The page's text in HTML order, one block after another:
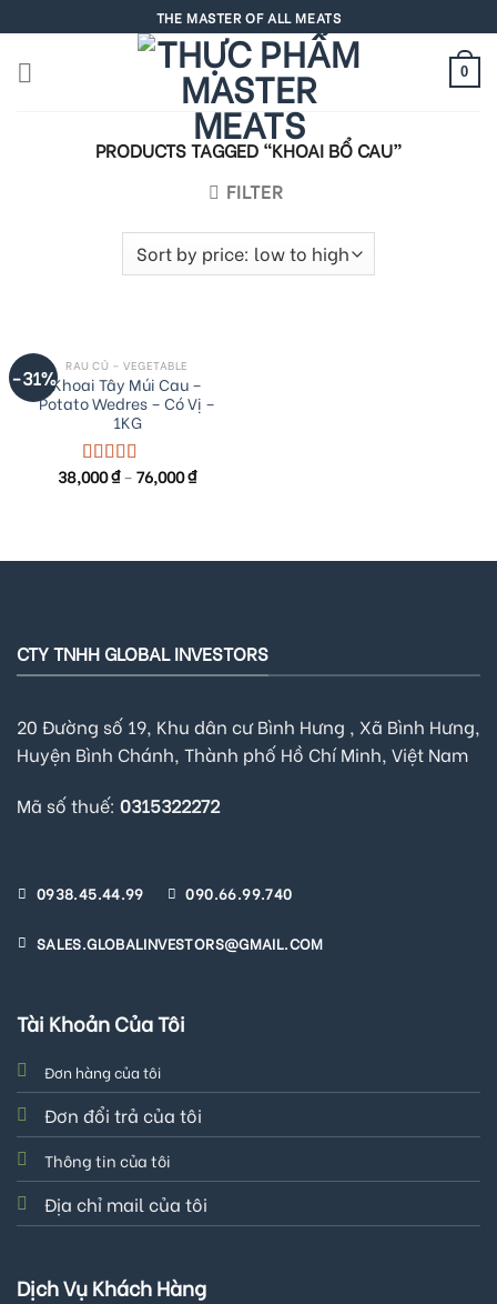
to
content
THE MASTER OF ALL MEATS
0
PRODUCTS TAGGED “KHOAI BỔ CAU”
FILTER
-31% RAU CỦ – VEGETABLE
Khoai Tây Múi Cau –
Potato Wedres – Có Vị –
1KG
Rated5.00
38,000₫– 76,000₫
CTY TNHH GLOBAL INVESTORS
20 Đường số 19, Khu dân cư Bình Hưng , Xã Bình Hưng,
Huyện Bình Chánh, Thành phố Hồ Chí Minh, Việt Nam
Mã số thuế: 0315322272
0938.45.44.99 090.66.99.740
SALES.GLOBALINVESTORS@GMAIL.COM
Tài Khoản Của Tôi
Đơn hàng của tôi
Đơn đổi trả của tôi
Thông tin của tôi
Địa chỉ mail của tôi
Dịch Vụ Khách Hàng